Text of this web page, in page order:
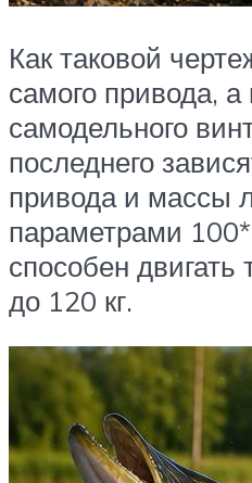
Как таковой
самого привода, а
самодельного
последнего
привода и массы
параметрами
способен двигать
до 120 кг.